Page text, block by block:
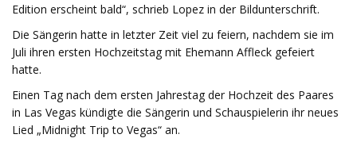
Edition erscheint bald“, schrieb Lopez in der Bildunterschrift.
Die Sängerin hatte in letzter Zeit viel zu feiern, nachdem sie im
Juli ihren ersten Hochzeitstag mit Ehemann Affleck gefeiert
hatte.
Einen Tag nach dem ersten Jahrestag der Hochzeit des Paares
in Las Vegas kündigte die Sängerin und Schauspielerin ihr neues
Lied „Midnight Trip to Vegas“ an.